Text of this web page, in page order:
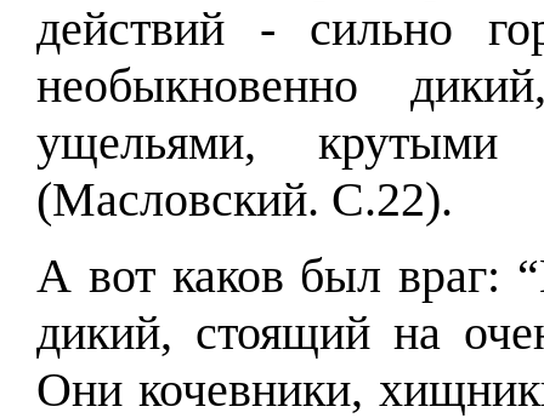
действий - сильно
необыкновенно
ущельями,
(Масловский. С.22).
А вот каков был враг:
дикий, стоящий на
Они кочевники,